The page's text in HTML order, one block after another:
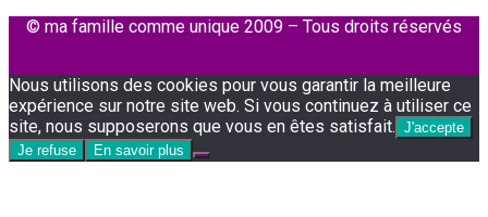
© ma famille comme unique 2009 – Tous droits réservés
Nous utilisons des cookies pour vous garantir la meilleure
expérience sur notre site web. Si vous continuez à utiliser ce
site, nous supposerons que vous en êtes satisfait. J'accepte
Je refuse
En savoir plus